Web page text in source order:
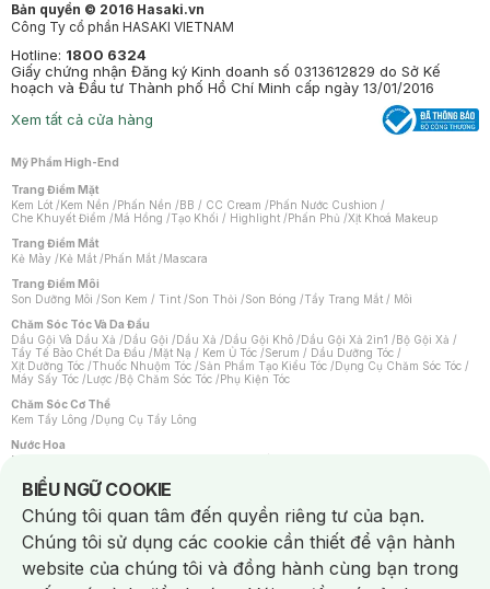
Bản quyền © 2016 Hasaki.vn
Công Ty cổ phần HASAKI VIETNAM
Hotline: 1800 6324
Giấy chứng nhận Đăng ký Kinh doanh số 0313612829 do Sở Kế
hoạch và Đầu tư Thành phố Hồ Chí Minh cấp ngày 13/01/2016
Xem tất cả cửa hàng
Mỹ Phẩm High-End
Trang Điểm Mặt
Kem Lót /Kem Nền /Phấn Nền /BB / CC Cream /Phấn Nước Cushion /
Che Khuyết Điểm /Má Hồng /Tạo Khối / Highlight /Phấn Phủ /Xịt Khoá Makeup
Trang Điểm Mắt
Kẻ Mày /Kẻ Mắt /Phấn Mắt /Mascara
Trang Điểm Môi
Son Dưỡng Môi /Son Kem / Tint /Son Thỏi /Son Bóng /Tẩy Trang Mắt / Môi
Chăm Sóc Tóc Và Da Đầu
Dầu Gội Và Dầu Xả /Dầu Gội /Dầu Xả /Dầu Gội Khô /Dầu Gội Xả 2in1 /Bộ Gội Xả /
Tẩy Tế Bào Chết Da Đầu /Mặt Nạ / Kem Ủ Tóc /Serum / Dầu Dưỡng Tóc /
Xịt Dưỡng Tóc /Thuốc Nhuộm Tóc /Sản Phẩm Tạo Kiểu Tóc /Dụng Cụ Chăm Sóc Tóc /
Máy Sấy Tóc /Lược /Bộ Chăm Sóc Tóc /Phụ Kiện Tóc
Chăm Sóc Cơ Thể
Kem Tẩy Lông /Dụng Cụ Tẩy Lông
Nước Hoa
Nước Hoa Nữ
Chăm Sóc Cá Nhân
Chống Muỗi /Khẩu Trang /Máy Massage/Mặt Nạ Xông Hơi /Nước Rửa Tay/
Sản Phẩm Chăm Sóc Khác /Bàn Chải Đánh Răng /Bàn Chải Điện/
Hỗ Trợ Trắng Răng/Kem Đánh Răng /Máy Tăm Nước/ Nước Súc Miệng/
Tăm / Chỉ Nha Khoa/ Xịt Thơm Miệng / Dung Dịch Vệ Sinh/Dưỡng Vùng Kín/
Khăn Ướt Vệ Sinh Vùng Kín/Băng Vệ Sinh/Tampon/Bọt Cạo Râu /Dao Cạo Râu/
Máy Cạo Râu
BIỂU NGỮ COOKIE
Notice about cookies usage
Chúng tôi quan tâm đến quyền riêng tư của bạn.
Chúng tôi sử dụng các cookie cần thiết để vận hành
website của chúng tôi và đồng hành cùng bạn trong